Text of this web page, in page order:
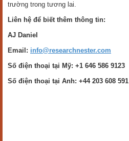
trường trong tương lai.
Liên hệ để biết thêm thông tin:
AJ Daniel
Email: info@researchnester.com
Số điện thoại tại Mỹ: +1 646 586 9123
Số điện thoại tại Anh: +44 203 608 591